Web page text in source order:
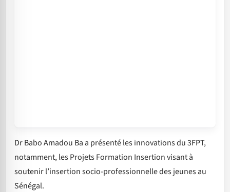
Dr Babo Amadou Ba a présenté les innovations du 3FPT,
notamment, les Projets Formation Insertion visant à
soutenir l’insertion socio-professionnelle des jeunes au
Sénégal.